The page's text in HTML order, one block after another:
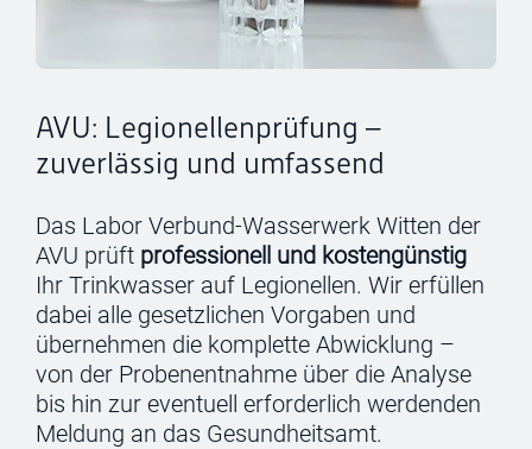
AVU: Legionellenprüfung –
zuverlässig und umfassend
Das Labor Verbund-Wasserwerk Witten der
AVU prüft professionell und kostengünstig
Ihr Trinkwasser auf Legionellen. Wir erfüllen
dabei alle gesetzlichen Vorgaben und
übernehmen die komplette Abwicklung –
von der Probenentnahme über die Analyse
bis hin zur eventuell erforderlich werdenden
Meldung an das Gesundheitsamt.